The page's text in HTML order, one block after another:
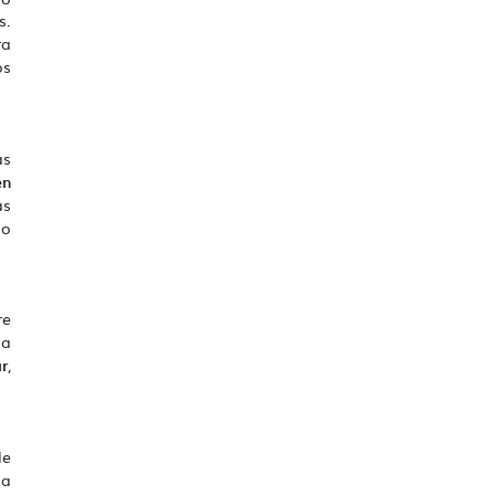
,
FEMENIL MEXICANA